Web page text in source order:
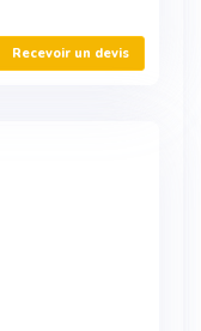
Recevoir un devis